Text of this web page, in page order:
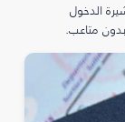
الدخول
متاعب.